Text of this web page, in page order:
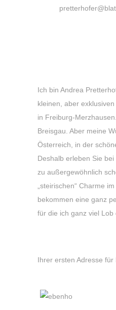
Ich bin Andrea
kleinen, aber
in Freiburg-
Breisgau. Aber meine
Österreich, in der
Deshalb erleben Sie
zu außergewöhnlich
„steirischen“ Charme
bekommen eine ganz
für die ich ganz viel Lob
Ihrer ersten Adresse